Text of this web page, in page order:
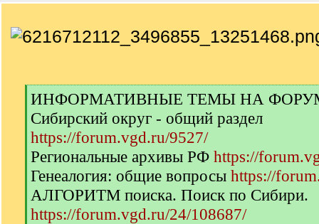
[
q
]
ИНФОРМАТИВНЫЕ ТЕМЫ НА
Сибирский округ - общий раздел
https://forum.vgd.ru/9527/
Региональные архивы РФ https://
Генеалогия: общие вопросы https://
АЛГОРИТМ поиска. Поиск по Сибири.
https://forum.vgd.ru/24/108687/